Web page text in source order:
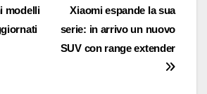
Xiaomi espande la sua
serie: in arrivo un nuovo
SUV con range extender
modelli